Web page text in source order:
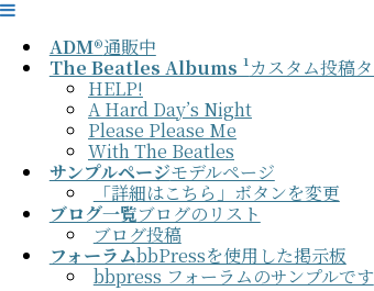
ADM®通販中
The Beatles Albums ¹カスタム投稿
HELP!
A Hard Day’s Night
Please Please Me
With The Beatles
サンプルページモデルページ
「詳細はこちら」ボタンを変更
ブログ一覧ブログのリスト
ブログ投稿
フォーラムbbPressを使用した掲示板
bbpress フォーラムのサンプルです